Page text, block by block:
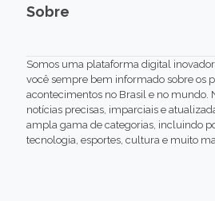
Sobre
Somos uma plataforma digital
você sempre bem informado sobre os
acontecimentos no Brasil e no mundo.
notícias precisas, imparciais e
ampla gama de categorias, incluindo
tecnologia, esportes, cultura e muito